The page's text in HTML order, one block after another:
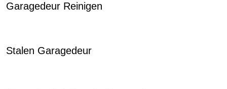
Garagedeur Reinigen
Stalen Garagedeur